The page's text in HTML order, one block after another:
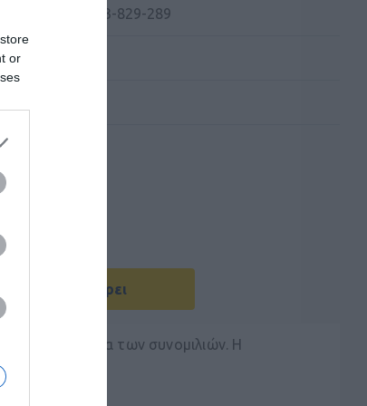
or
4993-829-289
Με Ενδιαφέρει
την ποιότητα των συνομιλιών. Η